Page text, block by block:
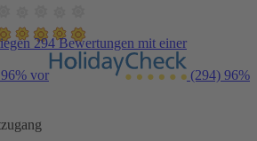
294 Bewertungen mit einer
vor (294) 96%